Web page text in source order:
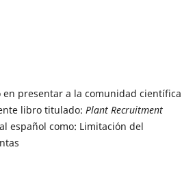
en presentar a la comunidad científica
libro titulado: Plant Recruitment
español como: Limitación del